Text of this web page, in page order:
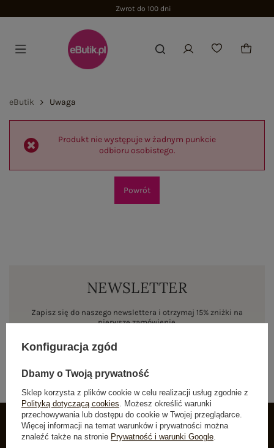
Zwrot do 100 dni
eButik Uwaga
Produkt nie występuje w żadnym punkcie
odbioru osobistego.
Powrót
NEWSLETTER
Zapisz się do naszego newslettera i otrzymaj 15% zniżki na
pierwsze zamówienie
INFORMACJE O BUTIK
Konfiguracja zgód
Dbamy o Twoją prywatność
Sklep korzysta z plików cookie w celu realizacji usług zgodnie z
Polityką dotyczącą cookies. Możesz określić warunki
przechowywania lub dostępu do cookie w Twojej przeglądarce.
Więcej informacji na temat warunków i prywatności można
znaleźć także na stronie Prywatność i warunki Google.